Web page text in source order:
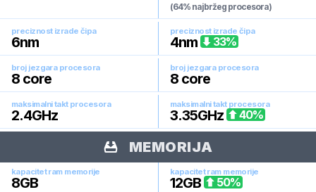
(64% najbržeg procesora)
preciznost izrade čipa
6nm
preciznost izrade čipa
4nm 33%
broj jezgara procesora
8 core
broj jezgara procesora
8 core
maksimalni takt procesora
2.4GHz
maksimalni takt procesora
3.35GHz 40%
MEMORIJA
kapacitet ram memorije
8GB
kapacitet ram memorije
12GB 50%